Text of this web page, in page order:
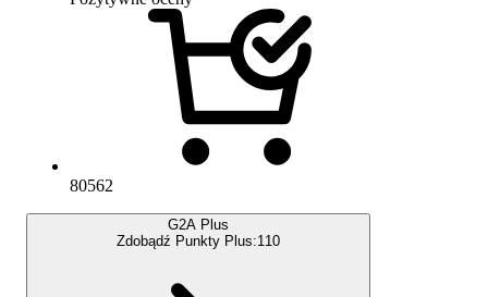
80562
G2A Plus
Zdobądź Punkty Plus:110